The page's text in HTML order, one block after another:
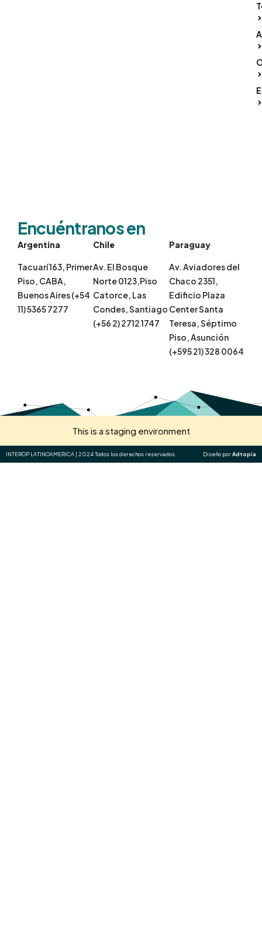
Encuéntranos en
Argentina
Tacuarí 163, Primer
Piso, CABA,
Buenos Aires (+54
11) 5365 7277
Chile
Av. El Bosque
Norte 0123,Piso
Catorce, Las
Condes, Santiago
(+56 2) 2712 1747
Paraguay
Av. Aviadores del
Chaco 2351,
Edificio Plaza
Center Santa
Teresa, Séptimo
Piso, Asunción
(+595 21) 328 0064
This is a staging environment
INTEROP LATINOAMERICA | 2024 Todos los derechos reservados Diseño porAdtopia